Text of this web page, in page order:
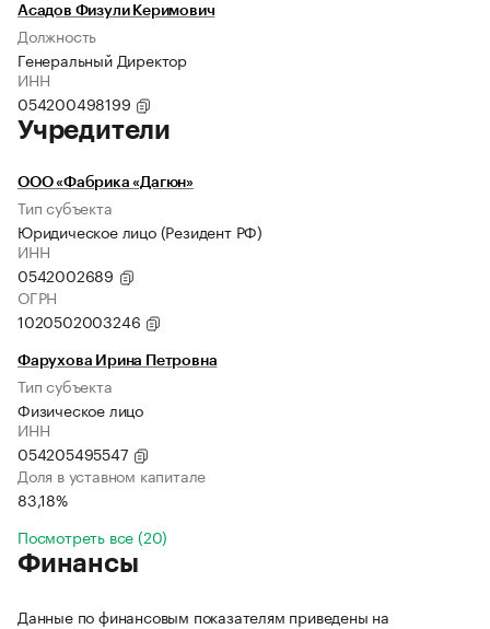
Асадов Физули Керимович
Должность
Генеральный Директор
ИНН
054200498199
Учредители
ООО «Фабрика «Дагюн»
Тип субъекта
Юридическое лицо (Резидент РФ)
ИНН
0542002689
ОГРН
1020502003246
Фарухова Ирина Петровна
Тип субъекта
Физическое лицо
ИНН
054205495547
Доля в уставном капитале
83,18%
Посмотреть все (20)
Финансы
Данные по финансовым показателям приведены на